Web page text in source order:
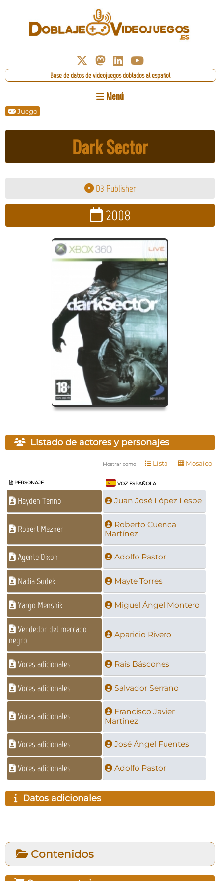
Base de datos de videojuegos doblados al español
Menú
Juego
Dark Sector
D3 Publisher
2008
Listado de actores y personajes
Mostrar como Lista Mosaico
PERSONAJE VOZ ESPAÑOLA
Hayden Tenno Juan José López Lespe
Robert Mezner
Roberto Cuenca
Martínez
Agente Dixon Adolfo Pastor
Nadia Sudek Mayte Torres
Yargo Menshik Miguel Ángel Montero
Vendedor del mercado
negro
Aparicio Rivero
Voces adicionales Rais Báscones
Voces adicionales Salvador Serrano
Voces adicionales
Francisco Javier
Martínez
Voces adicionales José Ángel Fuentes
Voces adicionales Adolfo Pastor
Datos adicionales
Contenidos